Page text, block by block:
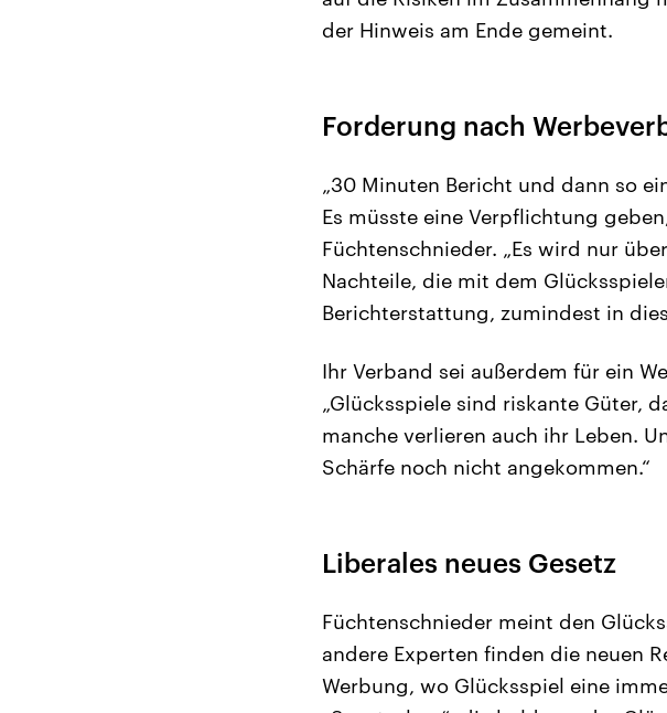
der Hinweis am Ende gemeint.
Forderung nach
„30 Minuten Bericht und dann so
Es müsste eine Verpflichtung
Füchtenschnieder. „Es wird nur
Nachteile, die mit dem
Berichterstattung, zumindest in
Ihr Verband sei außerdem für ein
„Glücksspiele sind riskante Güter,
manche verlieren auch ihr Leben.
Schärfe noch nicht angekommen.“
Liberales neues Gesetz
Füchtenschnieder meint den
andere Experten finden die neuen
Werbung, wo Glücksspiel eine